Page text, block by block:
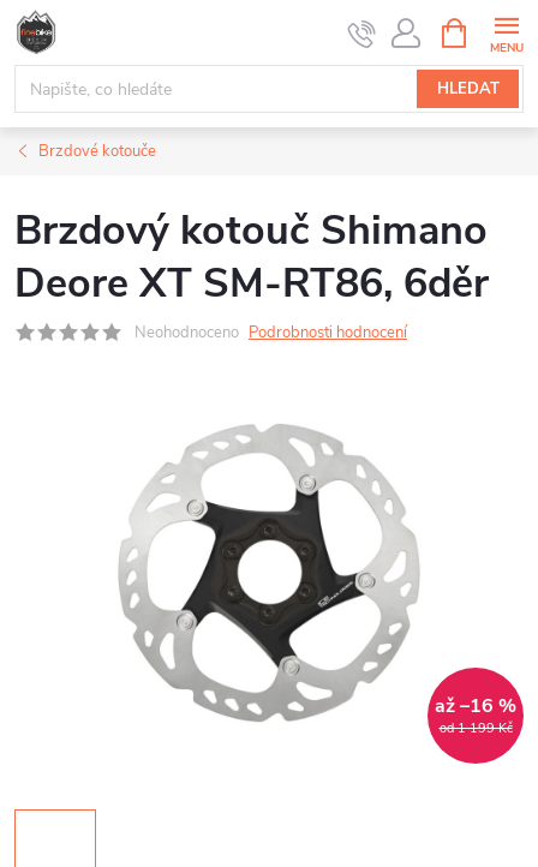
Přejít
obsah
HLEDAT
NÁKUPNÍ
KOŠÍK
Brzdové kotouče
Brzdový kotouč Shimano
Deore XT SM-RT86, 6děr
Neohodnoceno Podrobnosti hodnocení
od 1 199 Kč
až –16 %